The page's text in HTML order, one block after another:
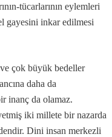
tücarlarının eylemleri
gayesini inkar edilmesi
çok büyük bedeller
daha da
inanç da olamaz.
iki millete bir nazarda
Dini insan merkezli